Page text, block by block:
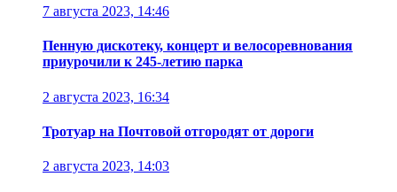
7 августа 2023, 14:46
Пенную дискотеку, концерт и велосоревнования
приурочили к 245-летию парка
2 августа 2023, 16:34
Тротуар на Почтовой отгородят от дороги
2 августа 2023, 14:03